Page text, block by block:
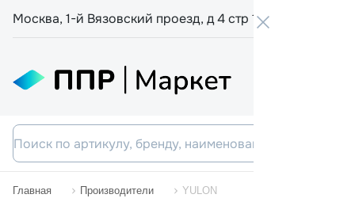
Москва, 1-й Вязовский проезд, д 4 стр 19
Главная Производители YULON